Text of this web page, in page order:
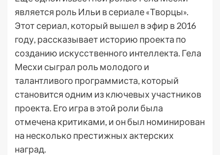
является роль Ильи в сериале «Творцы».
Этот сериал, который вышел в эфир в 2016
году, рассказывает историю проекта по
созданию искусственного интеллекта. Гела
Месхи сыграл роль молодого и
талантливого программиста, который
становится одним из ключевых участников
проекта. Его игра в этой роли была
отмечена критиками, и он был номинирован
на несколько престижных актерских
наград.